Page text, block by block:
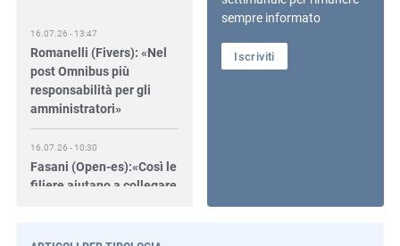
Romanelli (Fivers): «Nel
post Omnibus più
responsabilità per gli
amministratori»
Fasani (Open-es):«Così le
filiere aiutano a collegare
sempre informato
Iscriviti